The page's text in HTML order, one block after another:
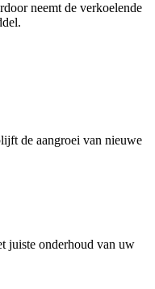
neemt de verkoelende
de aangroei van nieuwe
juiste onderhoud van uw